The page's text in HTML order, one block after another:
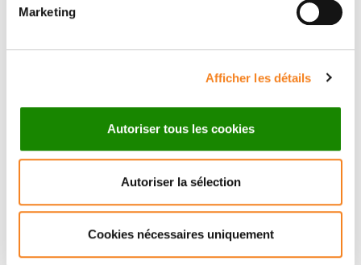
Marketing
Afficher les détails
Autoriser tous les cookies
Autoriser la sélection
Cookies nécessaires uniquement